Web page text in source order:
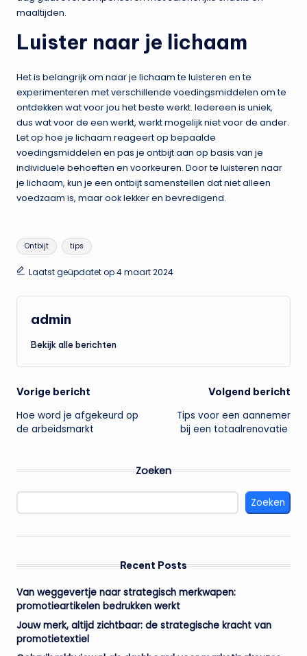
maaltijden.
Luister naar je lichaam
Het is belangrijk om naar je lichaam te luisteren en te
experimenteren met verschillende voedingsmiddelen om te
ontdekken wat voor jou het beste werkt. Iedereen is uniek,
dus wat voor de een werkt, werkt mogelijk niet voor de ander.
Let op hoe je lichaam reageert op bepaalde
voedingsmiddelen en pas je ontbijt aan op basis van je
individuele behoeften en voorkeuren. Door te luisteren naar
je lichaam, kun je een ontbijt samenstellen dat niet alleen
voedzaam is, maar ook lekker en bevredigend.
Tags:
Ontbijt tips
Laatst geüpdatet op 4 maart 2024
admin
Bekijk alle berichten
Bericht
navigatie
Vorige bericht
Hoe word je afgekeurd op
de arbeidsmarkt
Volgend bericht
Tips voor een aannemer
bij een totaalrenovatie
Zoeken
Zoeken
Recent Posts
Van weggevertje naar strategisch merkwapen:
promotieartikelen bedrukken werkt
Jouw merk, altijd zichtbaar: de strategische kracht van
promotietextiel